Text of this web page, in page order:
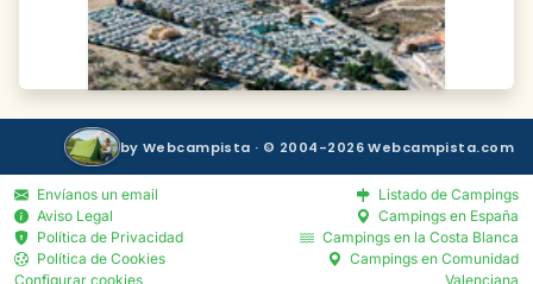
by Webcampista · © 2004-2026 Webcampista.com
Envíanos un email
Aviso Legal
Política de Privacidad
Política de Cookies
Configurar cookies
Listado de Campings
Campings en España
Campings en la Costa Blanca
Campings en Comunidad
Valenciana